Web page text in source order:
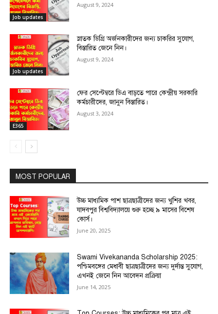
Job updates
August 9, 2024
Job updates
স্নাতক ডিগ্রি অর্জনকারীদের জন্য চাকরির সুযোগ,
বিস্তারিত জেনে নিন।
August 9, 2024
E365
ফের সেপ্টেম্বরে ডিএ বাড়তে পারে কেন্দ্রীয় সরকারি
কর্মচারীদের, জানুন বিস্তারিত।
August 3, 2024
MOST POPULAR
উচ্চ মাধ্যমিক পাশ ছাত্রছাত্রীদের জন্য খুশির খবর,
যাদবপুর বিশ্ববিদ্যালয়ে শুরু হচ্ছে ৯ মাসের বিশেষ
কোর্স।
June 20, 2025
Swami Vivekananda Scholarship 2025:
পশ্চিমবঙ্গের মেধাবী ছাত্রছাত্রীদের জন্য দুর্দান্ত সুযোগ,
এখনই জেনে নিন আবেদন প্রক্রিয়া
June 14, 2025